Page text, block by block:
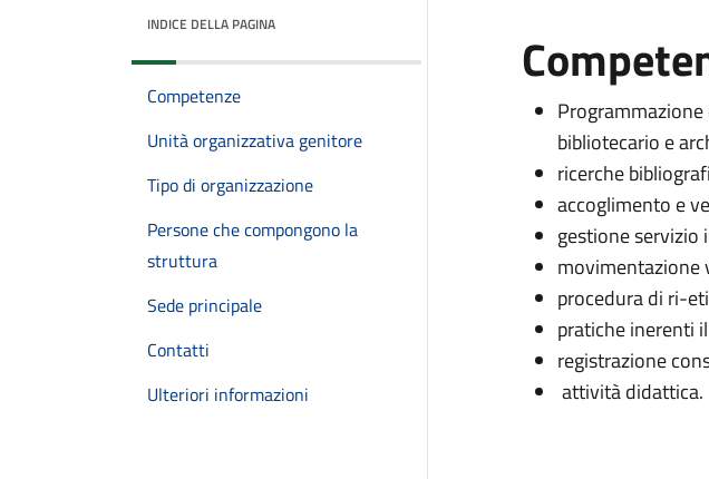
INDICE DELLA PAGINA
Competenze
Unità organizzativa genitore
Tipo di organizzazione
Persone che compongono la
struttura
Sede principale
Contatti
Ulteriori informazioni
bibliotecario e
ricerche
accoglimento e
gestione servizio
movimentazione
procedura di ri-
pratiche inerenti
registrazione
attività didattica.